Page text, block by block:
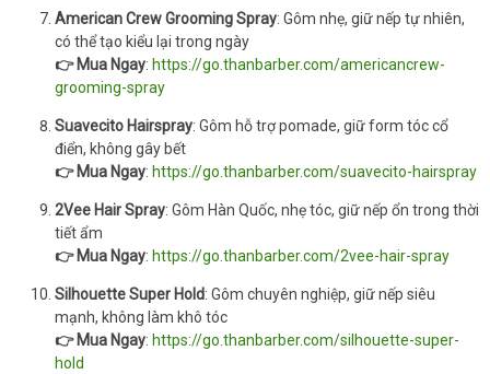
American Crew Grooming Spray: Gôm nhẹ, giữ nếp tự nhiên,
có thể tạo kiểu lại trong ngày
👉 Mua Ngay: https://go.thanbarber.com/americancrew-
grooming-spray
Suavecito Hairspray: Gôm hỗ trợ pomade, giữ form tóc cổ
điển, không gây bết
👉 Mua Ngay: https://go.thanbarber.com/suavecito-hairspray
2Vee Hair Spray: Gôm Hàn Quốc, nhẹ tóc, giữ nếp ổn trong thời
tiết ẩm
👉 Mua Ngay: https://go.thanbarber.com/2vee-hair-spray
Silhouette Super Hold: Gôm chuyên nghiệp, giữ nếp siêu
mạnh, không làm khô tóc
👉 Mua Ngay: https://go.thanbarber.com/silhouette-super-
hold